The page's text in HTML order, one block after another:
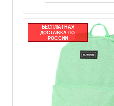
БЕСПЛАТНАЯ
ДОСТАВКА ПО
РОССИИ